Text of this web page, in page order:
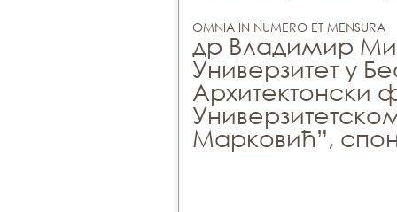
OMNIA IN NUMERO ET MENSURA
др Владимир
Универзитет у
Архитектонски
Марковић”,